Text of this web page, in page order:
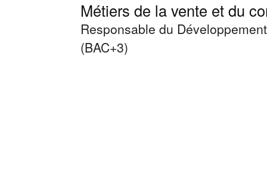
Métiers de la vente et du
Responsable du
(BAC+3)